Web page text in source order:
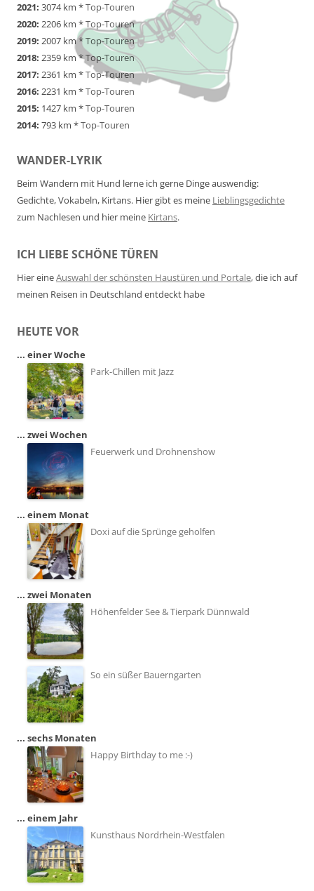
2021: 3074 km *Top-Touren
2020: 2206 km *Top-Touren
2019: 2007 km *Top-Touren
2018: 2359 km *Top-Touren
2017: 2361 km *Top-Touren
2016: 2231 km *Top-Touren
2015: 1427 km *Top-Touren
2014: 793 km *Top-Touren
WANDER-LYRIK
Beim Wandern mit Hund lerne ich gerne Dinge auswendig:
Gedichte, Vokabeln, Kirtans. Hier gibt es meine Lieblingsgedichte
zum Nachlesen und hier meine Kirtans.
ICH LIEBE SCHÖNE TÜREN
Hier eineAuswahl der schönsten Haustüren und Portale, die ich auf
meinen Reisen in Deutschland entdeckt habe
HEUTE VOR
... einer Woche
Park-Chillen mit Jazz
... zwei Wochen
Feuerwerk und Drohnenshow
... einem Monat
Doxi auf die Sprünge geholfen
... zwei Monaten
Höhenfelder See & Tierpark Dünnwald
So ein süßer Bauerngarten
... sechs Monaten
Happy Birthday to me :-)
... einem Jahr
Kunsthaus Nordrhein-Westfalen